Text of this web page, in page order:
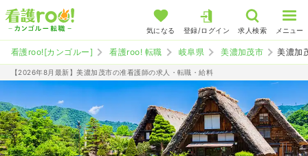
気になる 登録/ログイン 求人検索 メニュー
看護roo![カンゴルー] 看護roo! 転職 岐阜県 美濃加茂市 美濃加
【2026年8月最新】美濃加茂市の准看護師の求人・転職・給料